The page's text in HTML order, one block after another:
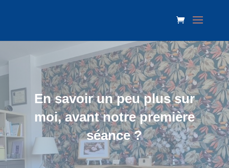
En savoir un peu plus sur
moi, avant notre première
séance ?